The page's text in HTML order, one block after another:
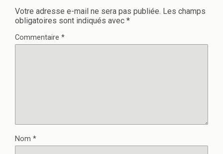
Votre adresse e-mail ne sera pas publiée. Les champs
obligatoires sont indiqués avec *
Commentaire *
Nom *